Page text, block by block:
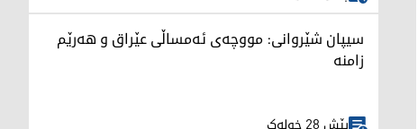
سیپان شێروانی: مووچەى ئەمساڵی عێراق و هەرێم
زامنە